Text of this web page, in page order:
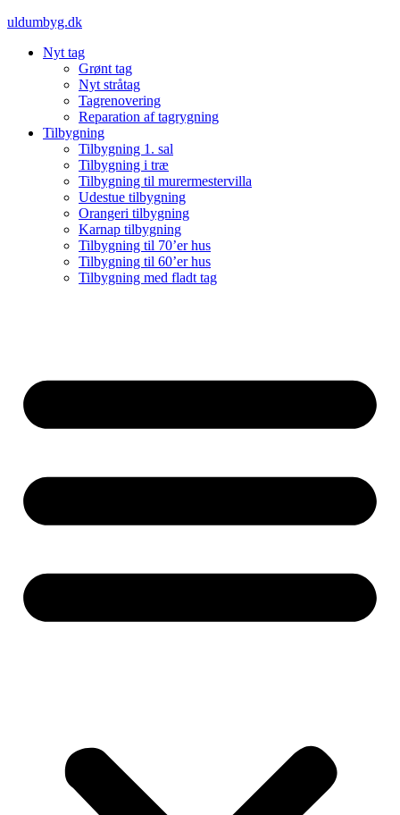
Videre
indhold
uldumbyg.dk
Nyt tag
Grønt tag
Nyt stråtag
Tagrenovering
Reparation af tagrygning
Tilbygning
Tilbygning 1. sal
Tilbygning i træ
Tilbygning til murermestervilla
Udestue tilbygning
Orangeri tilbygning
Karnap tilbygning
Tilbygning til 70’er hus
Tilbygning til 60’er hus
Tilbygning med fladt tag